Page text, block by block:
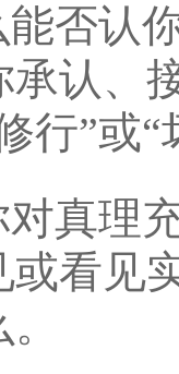
否认
承认、
行”或
对真理
或看见